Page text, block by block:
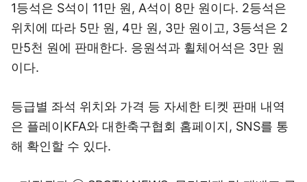
1등석은 S석이 11만 원, A석이 8만 원이다. 2등석은
위치에 따라 5만 원, 4만 원, 3만 원이고, 3등석은 2
만5천 원에 판매한다. 응원석과 휠체어석은 3만 원
이다.
등급별 좌석 위치와 가격 등 자세한 티켓 판매 내역
은 플레이KFA와 대한축구협회 홈페이지, SNS를 통
해 확인할 수 있다.